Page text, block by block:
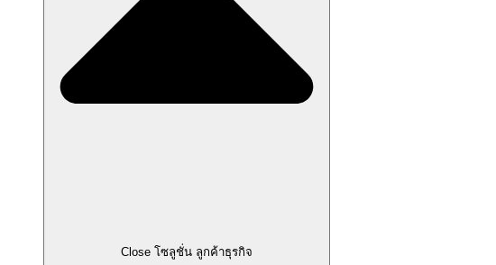
Close โซลูชั่น ลูกค้าธุรกิจ